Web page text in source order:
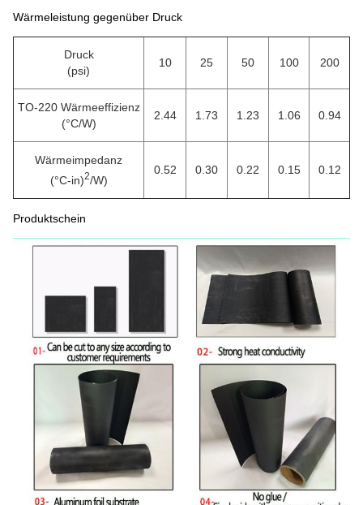
Wärmeleistung gegenüber Druck
Druck
(psi)
10 25 50 100 200
TO-220 Wärmeeffizienz
(°C/W)
2.44 1.73 1.23 1.06 0.94
Wärmeimpedanz
(°C-in)2/W)
0.52 0.30 0.22 0.15 0.12
Produktschein